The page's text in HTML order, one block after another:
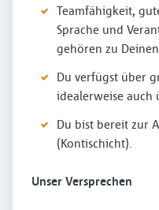
Teamfähigkeit,
Sprache und
gehören zu
Du verfügst über
idealerweise auch
Du bist bereit zur
(Kontischicht).
Unser Versprechen